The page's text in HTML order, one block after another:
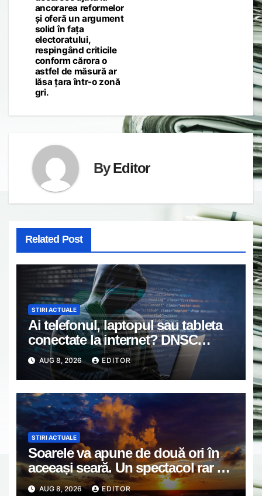
ancorarea reformelor
și oferă un argument
solid în fața
electoratului,
respingând criticile
conform cărora o
astfel de măsură ar
lăsa țara într-o zonă
gri.
ByEditor
Related Post
STIRI ACTUALE
Ai telefonul, laptopul sau tableta
conectate la internet? DNSC
avertizează asupra unui risc pe
care mulți utilizatori îl ignoră
AUG 8, 2026 EDITOR
STIRI ACTUALE
Soarele va apune de două ori în
aceeași seară. Un spectacol rar va
întrerupe liniștea unui sat din
AUG 8, 2026 EDITOR